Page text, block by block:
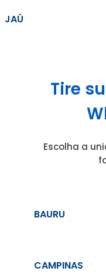
JAÚ
Tire
Escolha a
BAURU
CAMPINAS